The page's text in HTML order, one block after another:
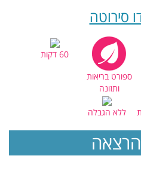
סירוטה
ספורט בריאות
ותזונה
60 דקות
ללא הגבלה